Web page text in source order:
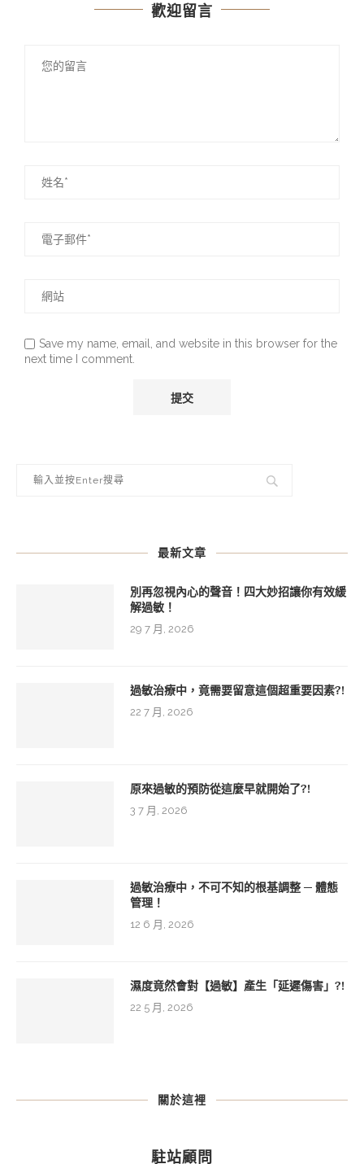
歡迎留言
Save my name, email, and website in this browser for the
next time I comment.
最新文章
別再忽視內心的聲音！四大妙招讓你有效緩
解過敏！
29 7 月, 2026
過敏治療中，竟需要留意這個超重要因素?!
22 7 月, 2026
原來過敏的預防從這麼早就開始了?!
3 7 月, 2026
過敏治療中，不可不知的根基調整 ─ 體態
管理！
12 6 月, 2026
濕度竟然會對【過敏】產生「延遲傷害」?!
22 5 月, 2026
關於這裡
駐站顧問